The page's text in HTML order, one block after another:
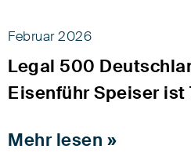
Februar 2026
Legal 500
Eisenführ Speiser ist
Mehr lesen »